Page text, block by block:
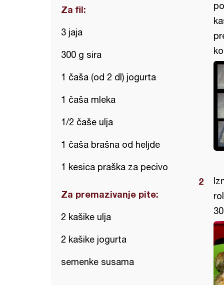
Za fil:
3 jaja
300 g sira
1 čaša (od 2 dl) jogurta
1 čaša mleka
1/2 čaše ulja
1 čaša brašna od heljde
1 kesica praška za pecivo
Za premazivanje pite:
2 kašike ulja
2 kašike jogurta
semenke susama